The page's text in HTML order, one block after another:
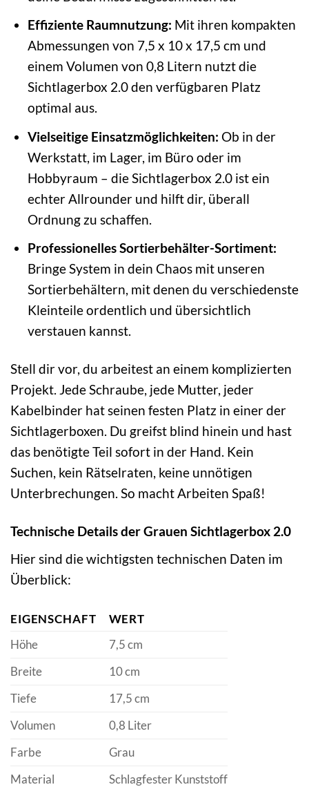
Effiziente Raumnutzung: Mit ihren kompakten
Abmessungen von 7,5 x 10 x 17,5 cm und
einem Volumen von 0,8 Litern nutzt die
Sichtlagerbox 2.0 den verfügbaren Platz
optimal aus.
Vielseitige Einsatzmöglichkeiten: Ob in der
Werkstatt, im Lager, im Büro oder im
Hobbyraum – die Sichtlagerbox 2.0 ist ein
echter Allrounder und hilft dir, überall
Ordnung zu schaffen.
Professionelles Sortierbehälter-Sortiment:
Bringe System in dein Chaos mit unseren
Sortierbehältern, mit denen du verschiedenste
Kleinteile ordentlich und übersichtlich
verstauen kannst.
Stell dir vor, du arbeitest an einem komplizierten
Projekt. Jede Schraube, jede Mutter, jeder
Kabelbinder hat seinen festen Platz in einer der
Sichtlagerboxen. Du greifst blind hinein und hast
das benötigte Teil sofort in der Hand. Kein
Suchen, kein Rätselraten, keine unnötigen
Unterbrechungen. So macht Arbeiten Spaß!
Technische Details der Grauen Sichtlagerbox 2.0
Hier sind die wichtigsten technischen Daten im
Überblick:
EIGENSCHAFT
WERT
Höhe
7,5 cm
Breite
10 cm
Tiefe
17,5 cm
Volumen
0,8 Liter
Farbe
Grau
Material
Schlagfester Kunststoff